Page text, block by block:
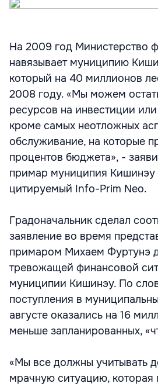
На 2009 год Министерство
навязывает муниципию
который на 40 миллионов
2008 году. «Мы можем
ресурсов на инвестиции
кроме самых неотложных
обслуживание, на которые
процентов бюджета», -
примар муниципия Кишинэу
цитируемый Info-Prim Neo.
Градоначальник сделал
заявление во время
примаром Михаем Фуртунэ
тревожащей финансовой
муниципии Кишинэу. По
поступления в
августе оказались на 16
меньше запланированных,
«Мы все должны учитывать
мрачную ситуацию, которая